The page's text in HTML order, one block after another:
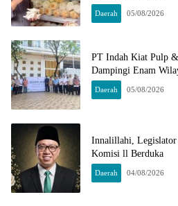
Daerah 05/08/2026
PT Indah Kiat Pulp
Dampingi Enam
Daerah 05/08/2026
Innalillahi, Legislator
Komisi ll Berduka
Daerah 04/08/2026